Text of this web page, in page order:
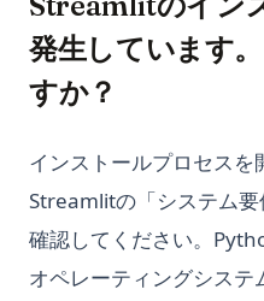
発生しています
すか？
インストールプロセス
Streamlitの「システム
確認してください。
オペレーティングシス